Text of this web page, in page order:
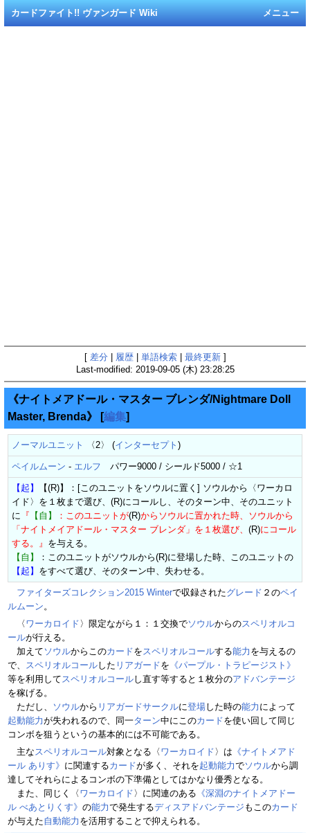
メニュー
カードファイト!! ヴァンガード Wiki
[ 差分 履歴| 単語検索| 最終更新]
Last-modified: 2019-09-05 (木) 23:28:25
《ナイトメアドール・マスター ブレンダ/Nightmare Doll
Master, Brenda》
[編集]
ノーマルユニット 〈2〉 (インターセプト )
ペイルムーン - エルフ パワー9000 / シールド5000 / ☆1
【起】
【(R)】：[このユニットをソウルに置く] ソウルから〈ワーカロ
イド〉を１枚まで選び、(R)にコールし、そのターン中、そのユニット
に 『 【自】 ：このユニットが(R)からソウルに置かれた時、ソウルから
「ナイトメイアドール・マスター ブレンダ」を１枚選び、 (R)にコール
する。』 を与える。
【自】
：このユニットがソウルから(R)に登場した時、このユニットの
【起】 をすべて選び、そのターン中、失わせる。
ファイターズコレクション2015 Winterで収録されたグレード ２のペイ
ルムーン。
〈 ワーカロイド 〉限定ながら１：１交換でソウルからのスペリオルコ
ールが行える。
加えて ソウルからこのカードをスペリオルコールする能力 を与えるの
で、 スペリオルコールした リアガードを 《パープル・トラピージスト》
等を利用してスペリオルコールし直す等すると１枚分のアドバンテージ
を稼げる。
ただし、
ソウルから リアガードサークルに登場した時の能力 によって
起動能力が失われるので、同一ターン中にこのカードを使い回して同じ
コンボを狙うというの基本的には不可能である。
主なスペリオルコール対象となる〈 ワーカロイド 〉は 《ナイトメアド
ール ありす》 に関連するカードが多く、それを起動能力でソウルから調
達してそれらによるコンボの下準備としてはかなり優秀となる。
また、同じく〈 ワーカロイド 〉に関連のある 《深淵のナイトメアドー
ル べあとりくす》 の能力で発生するディスアドバンテージ もこのカード
が与えた自動能力 を活用することで抑えられる。